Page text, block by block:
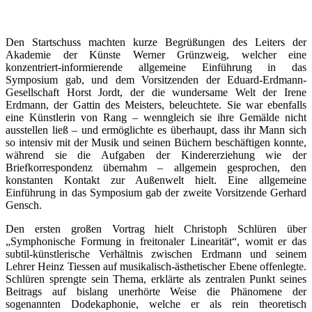
Den Startschuss machten kurze Begrüßungen des Leiters der
Akademie der Künste Werner Grünzweig, welcher eine
konzentriert-informierende allgemeine Einführung in das
Symposium gab, und dem Vorsitzenden der Eduard-Erdmann-
Gesellschaft Horst Jordt, der die wundersame Welt der Irene
Erdmann, der Gattin des Meisters, beleuchtete. Sie war ebenfalls
eine Künstlerin von Rang – wenngleich sie ihre Gemälde nicht
ausstellen ließ – und ermöglichte es überhaupt, dass ihr Mann sich
so intensiv mit der Musik und seinen Büchern beschäftigen konnte,
während sie die Aufgaben der Kindererziehung wie der
Briefkorrespondenz übernahm – allgemein gesprochen, den
konstanten Kontakt zur Außenwelt hielt. Eine allgemeine
Einführung in das Symposium gab der zweite Vorsitzende Gerhard
Gensch.
Den ersten großen Vortrag hielt Christoph Schlüren über
„Symphonische Formung in freitonaler Linearität“, womit er das
subtil-künstlerische Verhältnis zwischen Erdmann und seinem
Lehrer Heinz Tiessen auf musikalisch-ästhetischer Ebene offenlegte.
Schlüren sprengte sein Thema, erklärte als zentralen Punkt seines
Beitrags auf bislang unerhörte Weise die Phänomene der
sogenannten Dodekaphonie, welche er als rein theoretisch